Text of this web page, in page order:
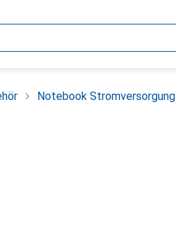
Notebook Stromversorgung